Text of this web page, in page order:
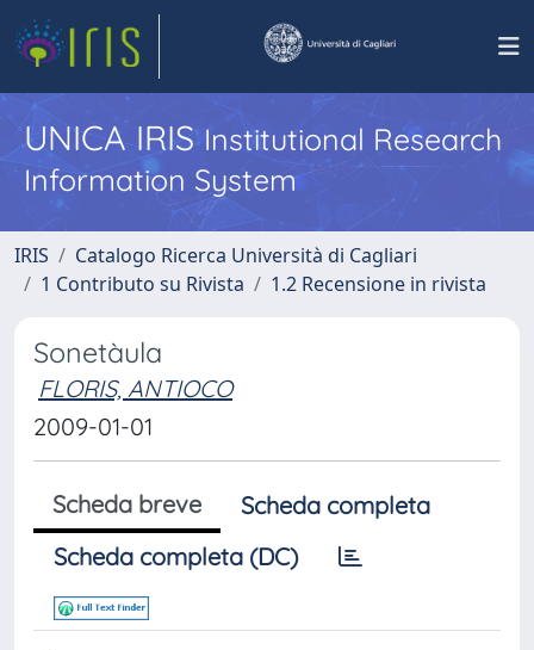
UNICA IRISInstitutional Research
Information System
IRIS
Catalogo Ricerca Università di Cagliari
1 Contributo su Rivista
1.2 Recensione in rivista
Sonetàula
FLORIS, ANTIOCO
2009-01-01
Scheda breve
Scheda completa
Scheda completa (DC)